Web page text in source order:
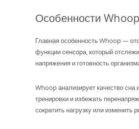
Особенности Whoop
Главная особенность Whoop —
функции сенсора, который
напряжения и готовность
Whoop анализирует качество сна
тренировки и избежать
сократить нагрузку или